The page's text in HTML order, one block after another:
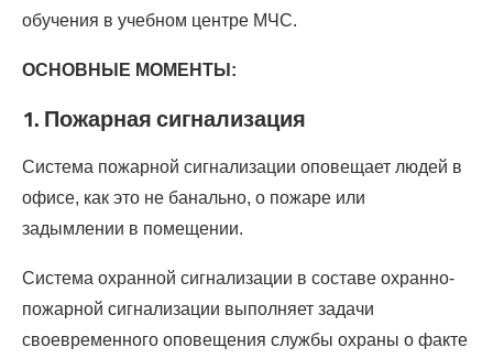
обучения в учебном центре МЧС.
ОСНОВНЫЕ МОМЕНТЫ:
1. Пожарная сигнализация
Система пожарной сигнализации оповещает людей в
офисе, как это не банально, о пожаре или
задымлении в помещении.
Система охранной сигнализации в составе охранно-
пожарной сигнализации выполняет задачи
своевременного оповещения службы охраны о факте